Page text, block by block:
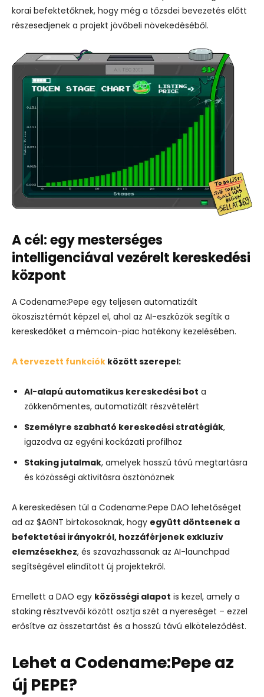
korai befektetőknek, hogy még a tőzsdei bevezetés előtt
részesedjenek a projekt jövőbeli növekedéséből.
A cél: egy mesterséges
intelligenciával vezérelt kereskedési
központ
A Codename:Pepe egy teljesen automatizált
ökoszisztémát képzel el, ahol az AI-eszközök segítik a
kereskedőket a mémcoin-piac hatékony kezelésében.
A tervezett funkciók között szerepel:
AI-alapú automatikus kereskedési bot a
zökkenőmentes, automatizált részvételért
Személyre szabható kereskedési stratégiák,
igazodva az egyéni kockázati profilhoz
Staking jutalmak, amelyek hosszú távú megtartásra
és közösségi aktivitásra ösztönöznek
A kereskedésen túl a Codename:Pepe DAO lehetőséget
ad az $AGNT birtokosoknak, hogy együtt döntsenek a
befektetési irányokról, hozzáférjenek exkluzív
elemzésekhez, és szavazhassanak az AI-launchpad
segítségével elindított új projektekről.
Emellett a DAO egy közösségi alapot is kezel, amely a
staking résztvevői között osztja szét a nyereséget – ezzel
erősítve az összetartást és a hosszú távú elköteleződést.
Lehet a Codename:Pepe az
új PEPE?